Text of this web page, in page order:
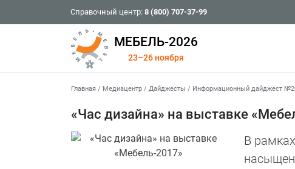
Справочный центр: 8 (800) 707-37-99
МЕБЕЛЬ-2026
23–26 ноября
Главная / Медиацентр / Дайджесты / Информационный дайджест
«Час дизайна» на выставке
В